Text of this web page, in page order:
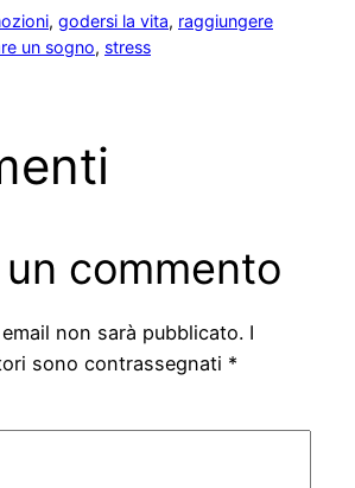
, godersi la vita, raggiungere
un sogno, stress
commento
non sarà pubblicato. I
sono contrassegnati *